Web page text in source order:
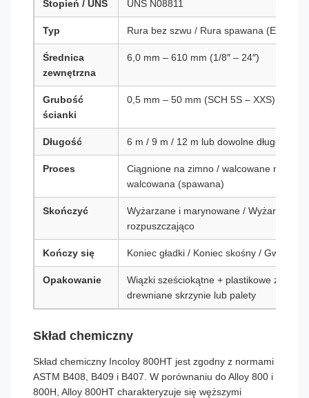
Stopień / UNS UNS N08811
Typ Rura bez szwu / Rura spawana (ERW /
Średnica
zewnętrzna
6,0 mm – 610 mm (1/8″ – 24″)
Grubość
ścianki
0,5 mm – 50 mm (SCH 5S – XXS)
Długość 6 m / 9 m / 12 m lub dowolne długości
Proces
Ciągnione na zimno / walcowane na
walcowana (spawana)
Skończyć
Wyżarzane i marynowane / Wyżarzone
rozpuszczająco
Kończy się Koniec gładki / Koniec skośny /
Opakowanie
Wiązki sześciokątne + plastikowe
drewniane skrzynie lub palety
Skład chemiczny
Skład chemiczny Incoloy 800HT jest zgodny z normami
ASTM B408, B409 i B407. W porównaniu do Alloy 800 i
800H, Alloy 800HT charakteryzuje się węższymi